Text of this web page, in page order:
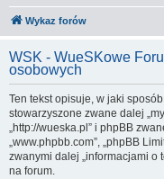
Wykaz forów
WSK - WueSKowe
osobowych
Ten tekst opisuje, w jaki
stowarzyszone zwane dalej
„http://wueska.pl” i phpBB
„www.phpbb.com”, „phpBB
zwanymi dalej „informacjami o
na forum.